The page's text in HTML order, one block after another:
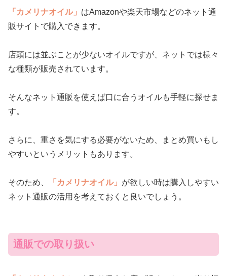
「カメリナオイル」 はAmazonや楽天市場などのネット通
販サイトで購入できます。
店頭には並ぶことが少ないオイルですが、ネットでは様々
な種類が販売されています。
そんなネット通販を使えば口に合うオイルも手軽に探せま
す。
さらに、重さを気にする必要がないため、まとめ買いもし
やすいというメリットもあります。
そのため、 「カメリナオイル」 が欲しい時は購入しやすい
ネット通販の活用を考えておくと良いでしょう。
通販での取り扱い